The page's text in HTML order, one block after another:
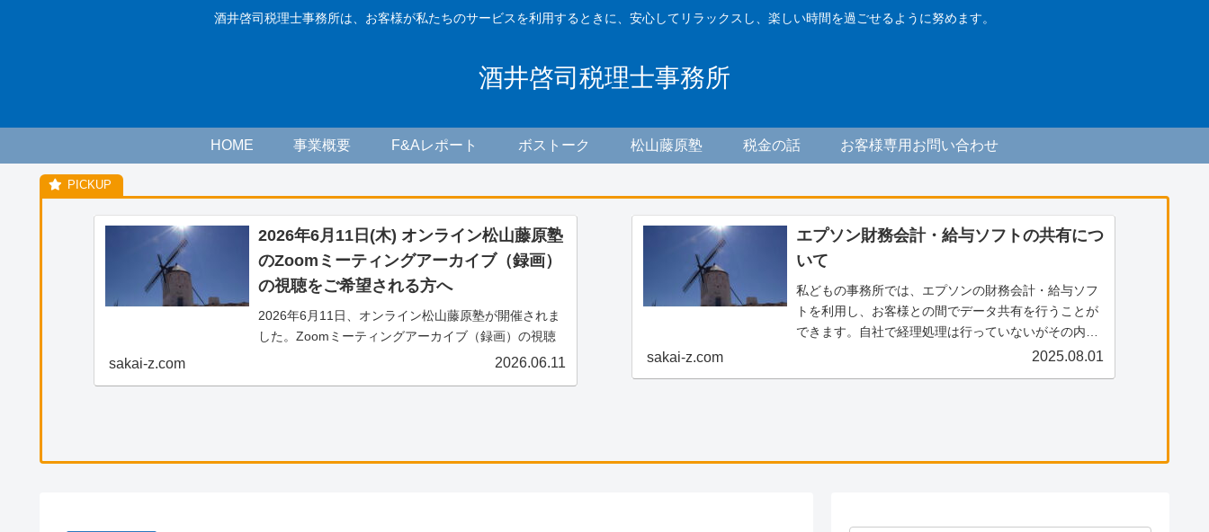
酒井啓司税理士事務所は、お客様が私たちのサービスを利用するときに、安心してリラックスし、楽しい時間を過ごせるように努めます。
酒井啓司税理士事務所
HOME 事業概要 F&Aレポート ボストーク 松山藤原塾 税金の話 お客様専用お問い合わせ
2026年6月11日(木) オンライン松山藤原塾
のZoomミーティングアーカイブ（録画）
の視聴をご希望される方へ
2026年6月11日、オンライン松山藤原塾が開催されま
した。Zoomミーティングアーカイブ（録画）の視聴
をご希望される方へのご案内です。アーカイブ（録
sakai-z.com 2026.06.11
エプソン財務会計・給与ソフトの共有につ
いて
私どもの事務所では、エプソンの財務会計・給与ソフ
トを利用し、お客様との間でデータ共有を行うことが
できます。自社で経理処理は行っていないがその内容
を確認したい、電子帳票の保存に活用したい等のご希
sakai-z.com 2025.08.01